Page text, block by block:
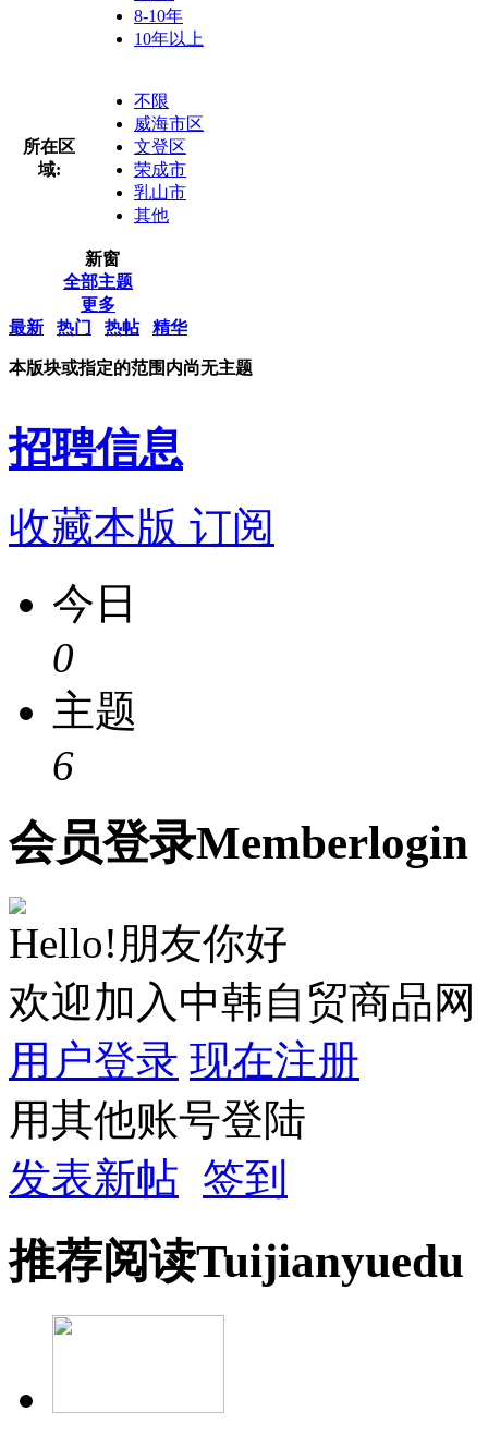
8-10年
10年以上
所在区
域:
不限
威海市区
文登区
荣成市
乳山市
其他
新窗
全部主题
更多
最新
热门 热帖 精华
本版块或指定的范围内尚无主题
招聘信息
收藏本版 订阅
今日
0
主题
6
会员登录Memberlogin
Hello!朋友你好
欢迎加入中韩自贸商品网
用户登录 现在注册
用其他账号登陆
发表新帖 签到
推荐阅读Tuijianyuedu